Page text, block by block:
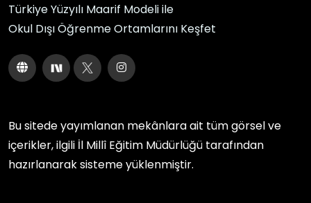
Türkiye Yüzyılı Maarif Modeli ile
Okul Dışı Öğrenme Ortamlarını Keşfet
Bu sitede yayımlanan mekânlara ait tüm görsel ve
içerikler, ilgili İl Millî Eğitim Müdürlüğü tarafından
hazırlanarak sisteme yüklenmiştir.